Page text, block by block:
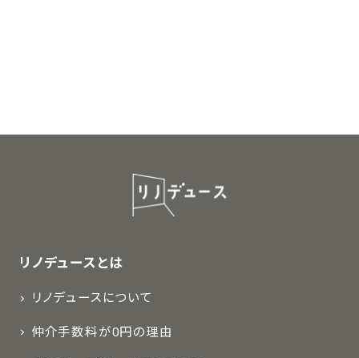
リノデュースとは
リノデュースについて
仲介手数料が0円の理由